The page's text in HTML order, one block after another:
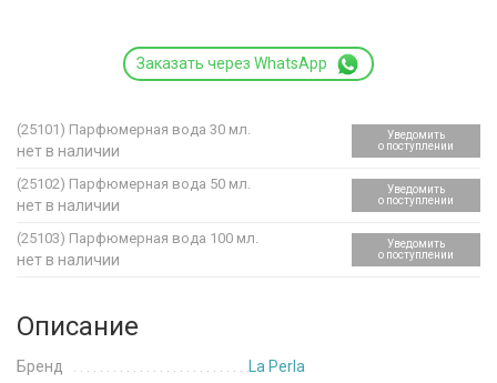
Заказать через WhatsApp
(25101) Парфюмерная вода 30 мл.
нет в наличии
Уведомить
о поступлении
(25102) Парфюмерная вода 50 мл.
нет в наличии
Уведомить
о поступлении
(25103) Парфюмерная вода 100 мл.
нет в наличии
Уведомить
о поступлении
Описание
Бренд
La Perla